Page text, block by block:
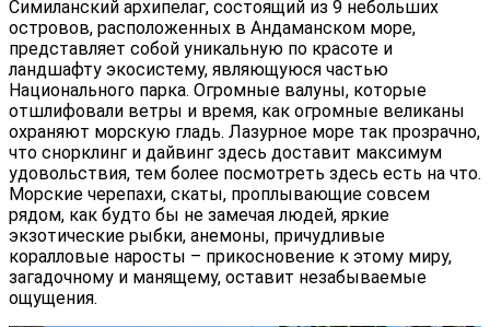
Симиланский архипелаг, состоящий из 9 небольших
островов, расположенных в Андаманском море,
представляет собой уникальную по красоте и
ландшафту экосистему, являющуюся частью
Национального парка. Огромные валуны, которые
отшлифовали ветры и время, как огромные великаны
охраняют морскую гладь. Лазурное море так прозрачно,
что снорклинг и дайвинг здесь доставит максимум
удовольствия, тем более посмотреть здесь есть на что.
Морские черепахи, скаты, проплывающие совсем
рядом, как будто бы не замечая людей, яркие
экзотические рыбки, анемоны, причудливые
коралловые наросты – прикосновение к этому миру,
загадочному и манящему, оставит незабываемые
ощущения.